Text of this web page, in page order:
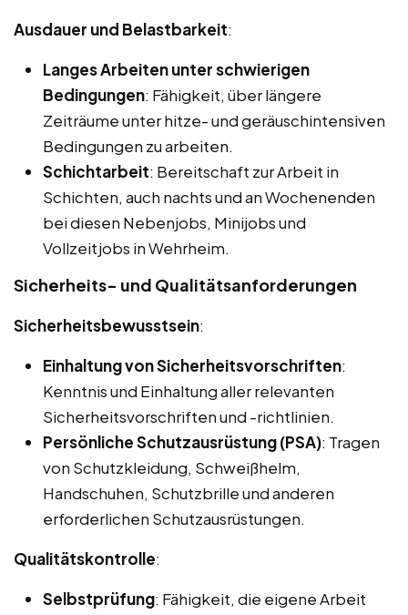
Ausdauer und Belastbarkeit:
Langes Arbeiten unter schwierigen
Bedingungen: Fähigkeit, über längere
Zeiträume unter hitze- und geräuschintensiven
Bedingungen zu arbeiten.
Schichtarbeit: Bereitschaft zur Arbeit in
Schichten, auch nachts und an Wochenenden
bei diesen Nebenjobs, Minijobs und
Vollzeitjobs in Wehrheim.
Sicherheits- und Qualitätsanforderungen
Sicherheitsbewusstsein:
Einhaltung von Sicherheitsvorschriften:
Kenntnis und Einhaltung aller relevanten
Sicherheitsvorschriften und -richtlinien.
Persönliche Schutzausrüstung (PSA): Tragen
von Schutzkleidung, Schweißhelm,
Handschuhen, Schutzbrille und anderen
erforderlichen Schutzausrüstungen.
Qualitätskontrolle:
Selbstprüfung: Fähigkeit, die eigene Arbeit